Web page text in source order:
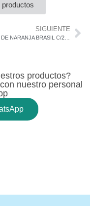
SIGUIENTE
ACEITE DE NARANJA BRASIL C/25 Kg FOOD GRADE GLOB
productos?
nuestro personal